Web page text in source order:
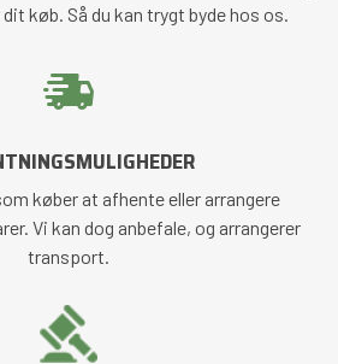
køb. Så du kan trygt byde hos os.
køber at afhente eller arrangere
Vi kan dog anbefale, og arrangerer
transport.